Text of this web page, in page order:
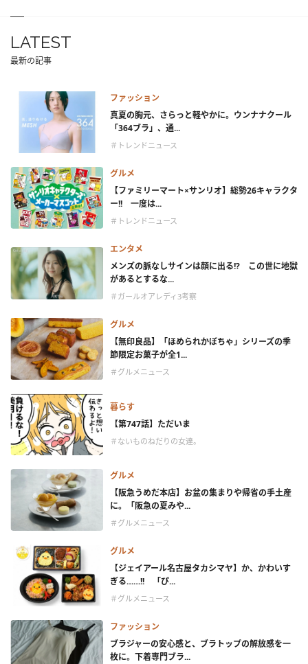
LATEST
最新の記事
ファッション
真夏の胸元、さらっと軽やかに。ウンナナクール
「364ブラ」、通...
＃トレンドニュース
グルメ
【ファミリーマート×サンリオ】総勢26キャラクタ
ー!! 一度は...
＃トレンドニュース
エンタメ
メンズの脈なしサインは顔に出る!? この世に地獄
があるとするな...
＃ガールオアレディ3考察
グルメ
【無印良品】「ほめられかぼちゃ」シリーズの季
節限定お菓子が全1...
＃グルメニュース
暮らす
【第747話】ただいま
＃ないものねだりの女達。
グルメ
【阪急うめだ本店】お盆の集まりや帰省の手土産
に。「阪急の夏みや...
＃グルメニュース
グルメ
【ジェイアール名古屋タカシマヤ】か、かわいす
ぎる……!! 「ぴ...
＃グルメニュース
ファッション
ブラジャーの安心感と、ブラトップの解放感を一
枚に。下着専門ブラ...